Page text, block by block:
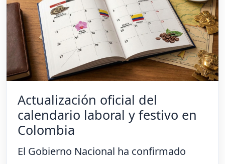
Actualización oficial del
calendario laboral y festivo en
Colombia
El Gobierno Nacional ha confirmado